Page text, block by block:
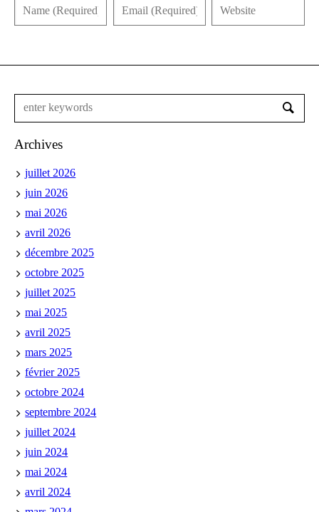
Archives
juillet 2026
juin 2026
mai 2026
avril 2026
décembre 2025
octobre 2025
juillet 2025
mai 2025
avril 2025
mars 2025
février 2025
octobre 2024
septembre 2024
juillet 2024
juin 2024
mai 2024
avril 2024